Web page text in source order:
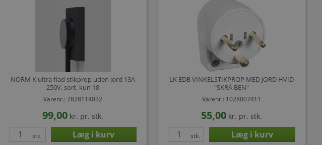
NORM K ultra flad stikprop uden jord 13A
250V, sort, kun 18
Varenr.: 7828114032
99,00 kr. pr. stk.
stk.
LK EDB VINKELSTIKPROP MED JORD HVID
"SKRÅ BEN"
Varenr.: 1028007411
55,00 kr. pr. stk.
stk.